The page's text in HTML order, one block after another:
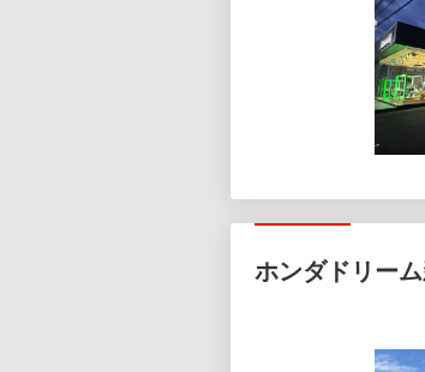
ホンダドリー